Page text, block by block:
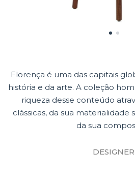
Florença é uma das capitais
história e da arte. A coleção
riqueza desse conteúdo
clássicas, da sua materialidade
da sua
DESIGNER: